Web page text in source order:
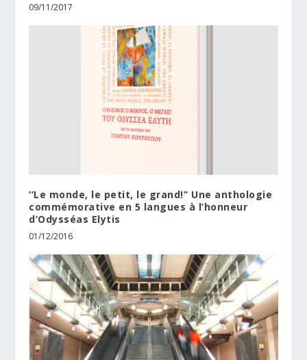
09/11/2017
‘’Le monde, le petit, le grand!’’ Une anthologie
commémorative en 5 langues à l’honneur
d’Odysséas Elytis
01/12/2016